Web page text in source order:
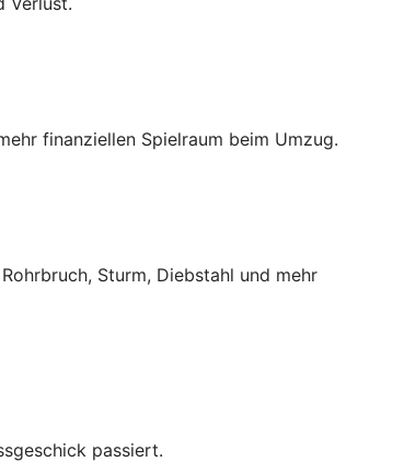
finanziellen Spielraum beim Umzug.
Sturm, Diebstahl und mehr
passiert.